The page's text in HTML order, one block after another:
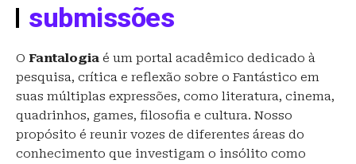
submissões
O Fantalogia é um portal acadêmico dedicado à
pesquisa, crítica e reflexão sobre o Fantástico em
suas múltiplas expressões, como literatura, cinema,
quadrinhos, games, filosofia e cultura. Nosso
propósito é reunir vozes de diferentes áreas do
conhecimento que investigam o insólito como